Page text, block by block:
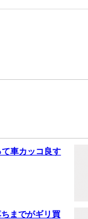
車カッコ良す
までがギリ買